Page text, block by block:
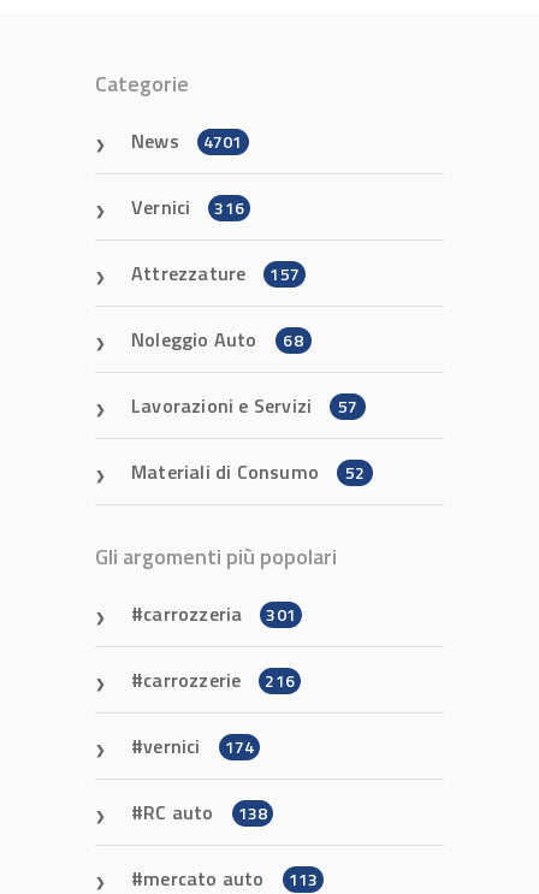
Categorie
News 4701
Vernici 316
Attrezzature 157
Noleggio Auto 68
Lavorazioni e Servizi 57
Materiali di Consumo 52
Gli argomenti più popolari
carrozzeria 301
carrozzerie 216
vernici 174
RC auto 138
mercato auto 113